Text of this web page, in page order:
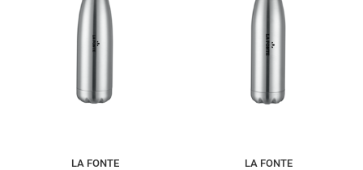
LA FONTE
LA FONTE